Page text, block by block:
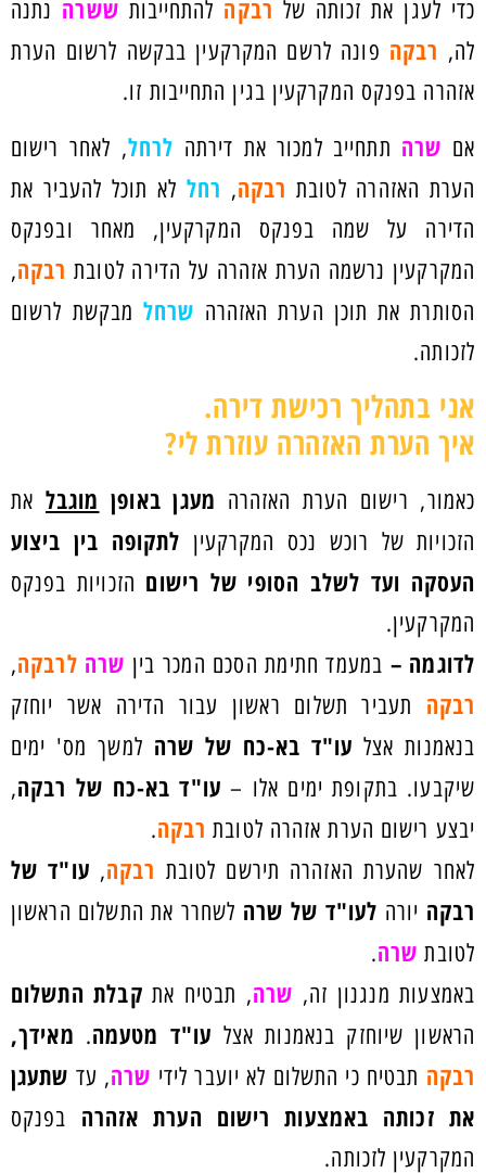
כדי לעגן את זכותה של רבקה להתחייבות ששרה נתנה
לה, רבקה פונה לרשם המקרקעין בבקשה לרשום הערת
אזהרה בפנקס המקרקעין בגין התחייבות זו.
אם שרה תתחייב למכור את דירתה לרחל, לאחר רישום
הערת האזהרה לטובת רבקה, רחל לא תוכל להעביר את
הדירה על שמה בפנקס המקרקעין, מאחר ובפנקס
המקרקעין נרשמה הערת אזהרה על הדירה לטובת רבקה,
הסותרת את תוכן הערת האזהרה שרחל מבקשת לרשום
לזכותה.
אני בתהליך רכישת דירה.
איך הערת האזהרה עוזרת לי?
כאמור, רישום הערת האזהרה מעגן באופן מוגבל את
הזכויות של רוכש נכס המקרקעין לתקופה בין ביצוע
העסקה ועד לשלב הסופי של רישום הזכויות בפנקס
המקרקעין.
לדוגמה – במעמד חתימת הסכם המכר בין שרה לרבקה,
רבקה תעביר תשלום ראשון עבור הדירה אשר יוחזק
בנאמנות אצל עו"ד בא-כח של שרה למשך מס' ימים
שיקבעו. בתקופת ימים אלו – עו"ד בא-כח של רבקה,
יבצע רישום הערת אזהרה לטובת רבקה.
לאחר שהערת האזהרה תירשם לטובת רבקה, עו"ד של
רבקה יורה לעו"ד של שרה לשחרר את התשלום הראשון
לטובת שרה.
באמצעות מנגנון זה, שרה, תבטיח את קבלת התשלום
הראשון שיוחזק בנאמנות אצל עו"ד מטעמה. מאידך,
רבקה תבטיח כי התשלום לא יועבר לידי שרה, עד שתעגן
את זכותה באמצעות רישום הערת אזהרה בפנקס
המקרקעין לזכותה.